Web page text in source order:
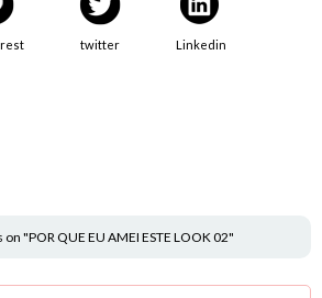
twitter Linkedin
"POR QUE EU AMEI ESTE LOOK 02"